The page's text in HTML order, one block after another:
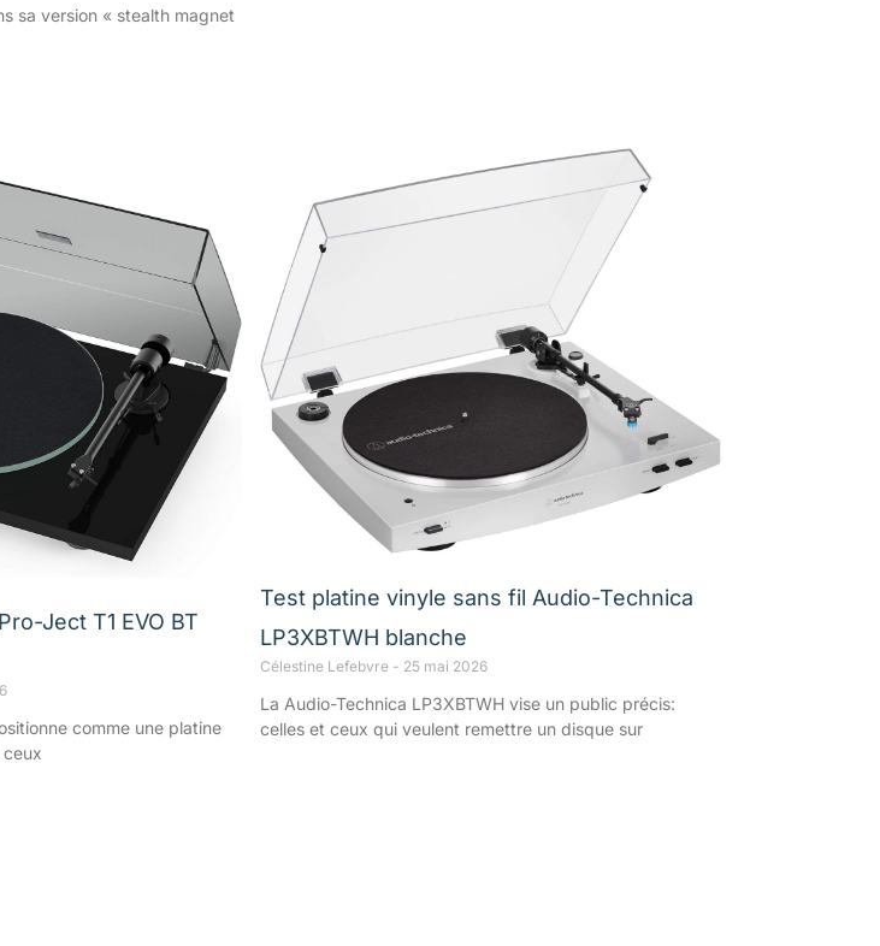
sa version « stealth magnet
Ject T1 EVO BT
comme une platine
Test platine vinyle sans fil Audio-Technica
LP3XBTWH blanche
Célestine Lefebvre 25 mai 2026
La Audio-Technica LP3XBTWH vise un public précis:
celles et ceux qui veulent remettre un disque sur